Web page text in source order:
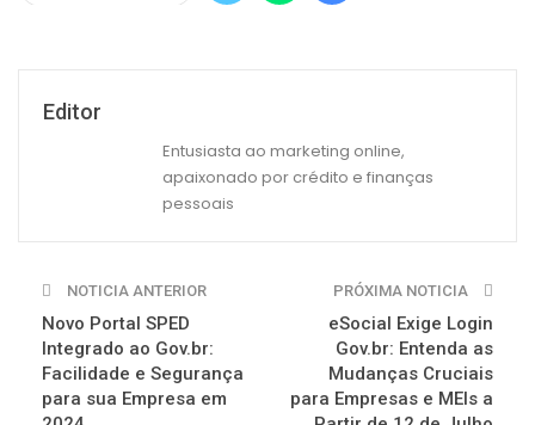
Editor
Entusiasta ao marketing online,
apaixonado por crédito e finanças
pessoais
NOTICIA ANTERIOR
Novo Portal SPED
Integrado ao Gov.br:
Facilidade e Segurança
para sua Empresa em
PRÓXIMA NOTICIA
eSocial Exige Login
Gov.br: Entenda as
Mudanças Cruciais
para Empresas e MEIs a